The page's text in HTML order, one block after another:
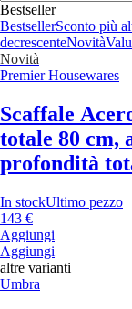
Bestseller
BestsellerSconto più
decrescenteNovità
Novità
Premier Housewares
Scaffale
totale 80 cm,
profondità
In stockUltimo pezzo
143 €
Aggiungi
Aggiungi
altre varianti
Umbra